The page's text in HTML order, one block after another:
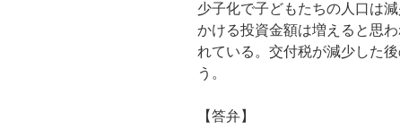
少子化で子どもたちの人口は
かける投資金額は増えると思
れている。交付税が減少した
う。
【答弁】